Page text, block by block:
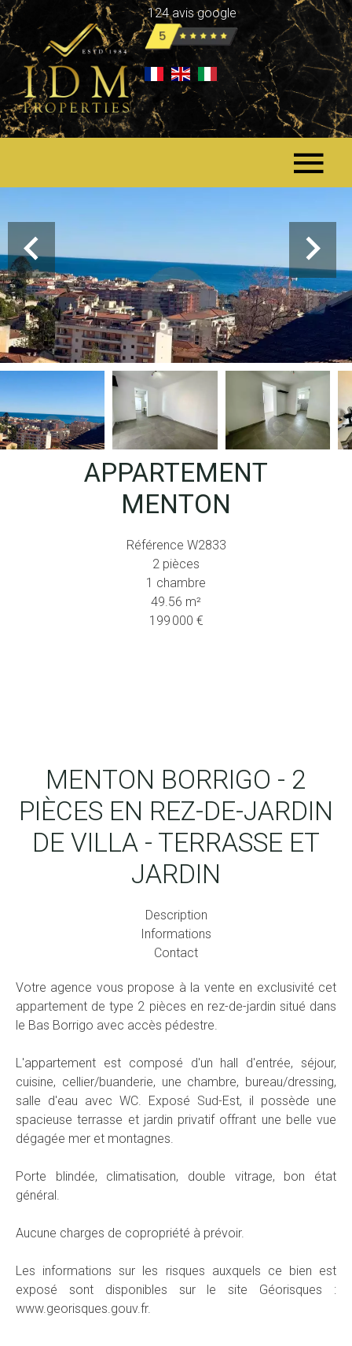
124 avis google
APPARTEMENT
MENTON
Référence W2833
2 pièces
1 chambre
49.56 m²
199 000 €
MENTON BORRIGO - 2
PIÈCES EN REZ-DE-JARDIN
DE VILLA - TERRASSE ET
JARDIN
Description
Informations
Contact
Votre agence vous propose à la vente en exclusivité cet
appartement de type 2 pièces en rez-de-jardin situé dans
le Bas Borrigo avec accès pédestre.
L'appartement est composé d'un hall d'entrée, séjour,
cuisine, cellier/buanderie, une chambre, bureau/dressing,
salle d'eau avec WC. Exposé Sud-Est, il possède une
spacieuse terrasse et jardin privatif offrant une belle vue
dégagée mer et montagnes.
Porte blindée, climatisation, double vitrage, bon état
général.
Aucune charges de copropriété à prévoir.
Les informations sur les risques auxquels ce bien est
exposé sont disponibles sur le site Géorisques :
www.georisques.gouv.fr.